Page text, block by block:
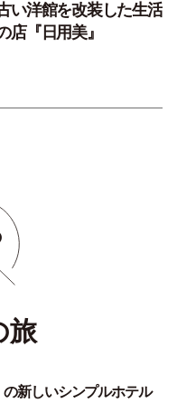
い洋館を改装した生活
店『日用美』
旅
新しいシンプルホテル